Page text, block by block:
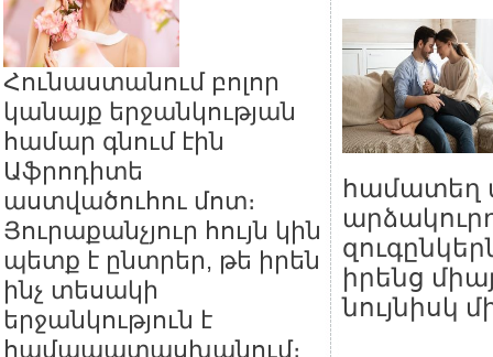
Հունաստանում բոլոր
կանայք երջանկության
համար գնում էին
Աֆրոդիտե
աստվածուհու մոտ։
Յուրաքանչյուր հույն կին
պետք է ընտրեր, թե իրեն
ինչ տեսակի
երջանկություն է
համապատասխանում։
համատեղ
իրենց
նույնիսկ